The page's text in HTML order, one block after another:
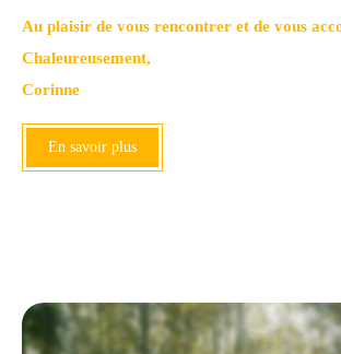
Au plaisir de vous rencontrer et de vous
Chaleureusement,
Corinne
En savoir plus